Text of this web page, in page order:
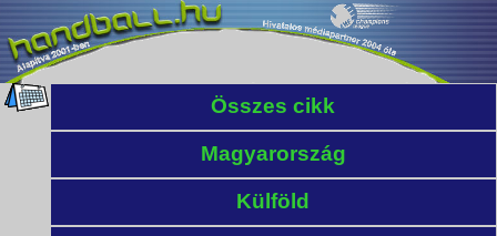
Összes cikk
Magyarország
Külföld